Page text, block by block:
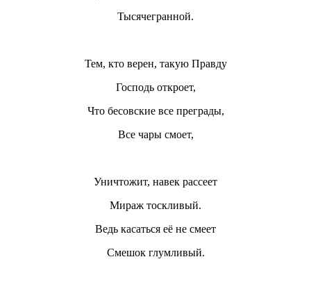
Тысячегранной.
Тем, кто верен, такую Правду
Господь откроет,
Что бесовские все преграды,
Все чары смоет,
Уничтожит, навек рассеет
Мираж тоскливый.
Ведь касаться её не смеет
Смешок глумливый.